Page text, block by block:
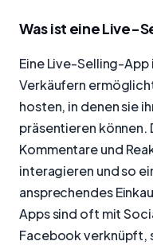
Was ist eine Live-
Eine Live-Selling-
Verkäufern
hosten, in denen sie
präsentieren können.
Kommentare und
interagieren und so
ansprechendes
Apps sind oft mit
Facebook verknüpft,